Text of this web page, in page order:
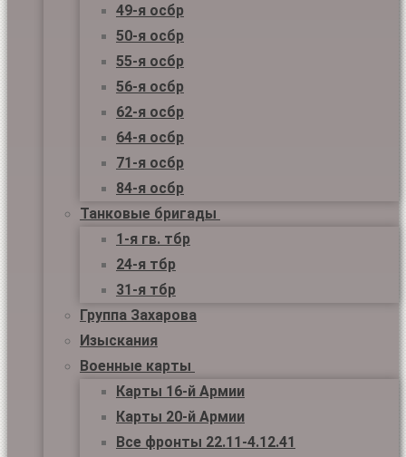
49-я осбр
50-я осбр
55-я осбр
56-я осбр
62-я осбр
64-я осбр
71-я осбр
84-я осбр
Танковые бригады
1-я гв. тбр
24-я тбр
31-я тбр
Группа Захарова
Изыскания
Военные карты
Карты 16-й Армии
Карты 20-й Армии
Все фронты 22.11-4.12.41